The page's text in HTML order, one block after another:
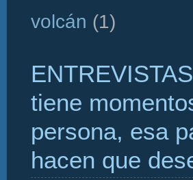
volcán (1)
tiene
persona, esa
hacen que